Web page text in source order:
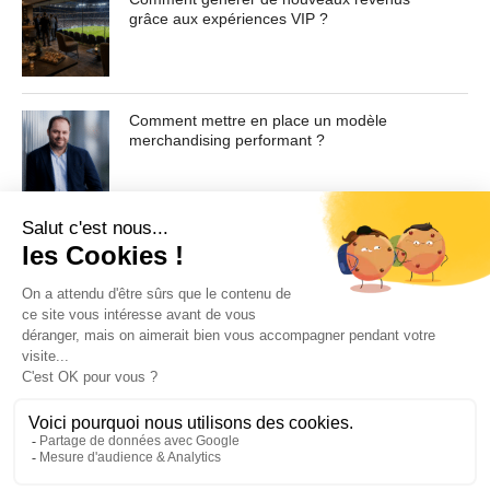
non fermentum odio, vitae accumsan odio.
Contenu masqué de l'article... Lorem ipsum dolor sit
facilisis, vulputate magna at, pulvinar arcu. Maecenas
sollicitudin turpis a mauris ultrices, ac dignissim nunc
auctor. Aenean feugiat, odio in facilisis sollicitudin, augue
lectus elementum felis, ut lacinia nulla urna ac urna.
Nullam vitae est a risus dictum congue. Cras non lacus id
magna scelerisque sodales. Curabitur non fermentum
odio, vitae accumsan odio.
grâce aux expériences VIP ?
Comment mettre en place un modèle
merchandising performant ?
Pour toute demande d'information ou de désabonnement :